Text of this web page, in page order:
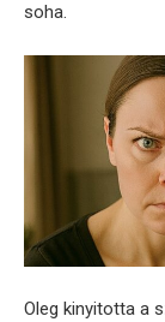
soha.
Oleg kinyitotta a